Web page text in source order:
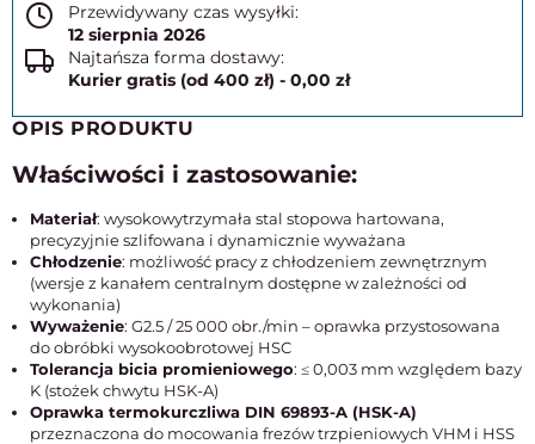
Przewidywany czas wysyłki:
12 sierpnia 2026
Najtańsza forma dostawy:
Kurier gratis (od 400 zł) - 0,00 zł
OPIS PRODUKTU
Właściwości i zastosowanie:
Materiał: wysokowytrzymała stal stopowa hartowana,
precyzyjnie szlifowana i dynamicznie wyważana
Chłodzenie: możliwość pracy z chłodzeniem zewnętrznym
(wersje z kanałem centralnym dostępne w zależności od
wykonania)
Wyważenie: G2.5 / 25 000 obr./min – oprawka przystosowana
do obróbki wysokoobrotowej HSC
Tolerancja bicia promieniowego: ≤ 0,003 mm względem bazy
K (stożek chwytu HSK-A)
Oprawka termokurczliwa DIN 69893-A (HSK-A)
przeznaczona do mocowania frezów trzpieniowych VHM i HSS